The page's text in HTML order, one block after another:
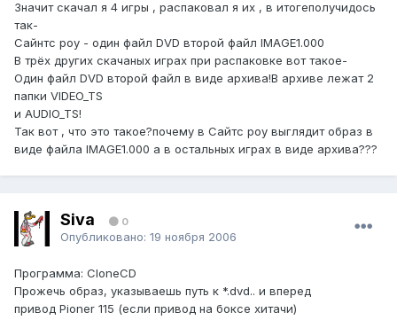
Значит скачал я 4 игры , распаковал я их , в итогеполучидось
так-
Сайнтс роу - один файл DVD второй файл IMAGE1.000
В трёх других скачаных играх при распаковке вот такое-
Один файл DVD второй файл в виде архива!В архиве лежат 2
папки VIDEO_TS
и AUDIO_TS!
Так вот , что это такое?почему в Сайтс роу выглядит образ в
виде файла IMAGE1.000 а в остальных играх в виде архива???
Siva 0
Опубликовано: 19 ноября 2006
Программа: CloneCD
Прожечь образ, указываешь путь к *.dvd.. и вперед
привод Pioner 115 (если привод на боксе хитачи)